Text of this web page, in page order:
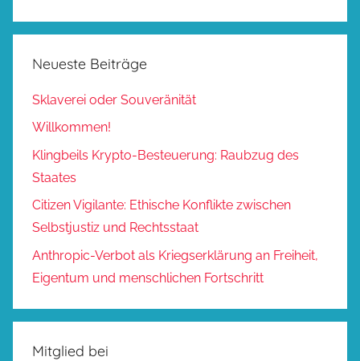
Neueste Beiträge
Sklaverei oder Souveränität
Willkommen!
Klingbeils Krypto-Besteuerung: Raubzug des
Staates
Citizen Vigilante: Ethische Konflikte zwischen
Selbstjustiz und Rechtsstaat
Anthropic-Verbot als Kriegserklärung an Freiheit,
Eigentum und menschlichen Fortschritt
Mitglied bei